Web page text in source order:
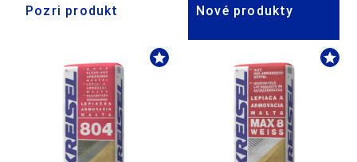
Pozri produkt Nové produkty